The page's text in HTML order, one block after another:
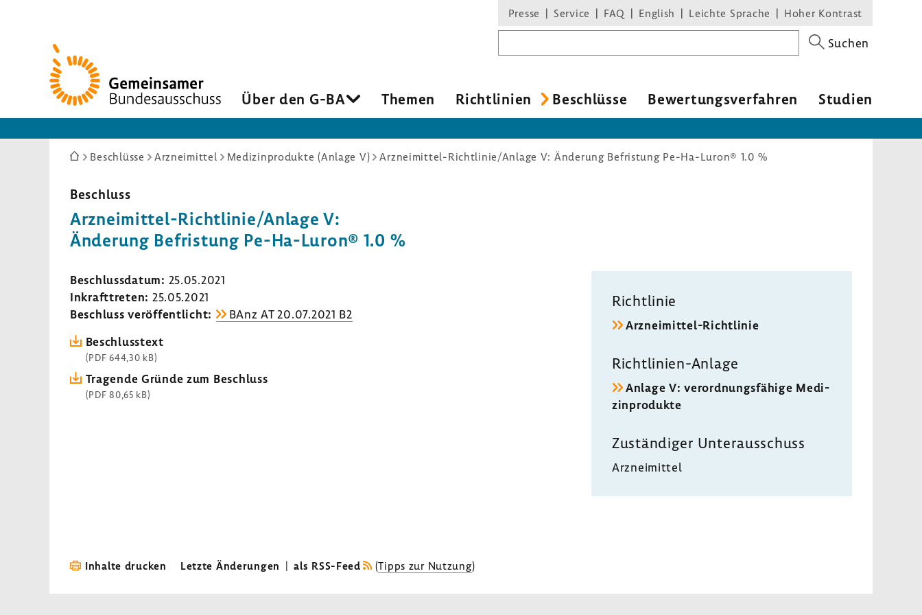
Zur
Startseite
Presse Service FAQ English Leichte Sprache Hoher Kontrast
Suchen
Über den G-BA Themen Richt­li­nien Beschlüsse Bewer­tungs­ver­fahren Studien
Sie
hier:
Beschlüsse Arzneimittel Medizinprodukte (Anlage V) Arzneimittel-Richtlinie/Anlage V: Änderung Befristung Pe-Ha-Luron® 1.0 %
Beschluss
Arzneimittel-​Richtlinie/Anlage V:
Ände­rung Befris­tung Pe-​Ha-Luron® 1.0 %
Beschluss­datum: 25.05.2021
Inkraft­treten: 25.05.2021
Beschluss veröf­fent­licht:
BAnz AT 20.07.2021 B2
Beschluss­text
(PDF 644,30 kB)
Tragende Gründe zum Beschluss
(PDF 80,65 kB)
Richt­linie
Arzneimittel-​Richtlinie
Richtlinien-​Anlage
Anlage V: verord­nungs­fä­hige Medi­
zin­pro­dukte
Zustän­diger Unter­aus­schuss
Arznei­mittel
Inhalte drucken Letzte Änderungen | als RSS-Feed (Tipps zur Nutzung)